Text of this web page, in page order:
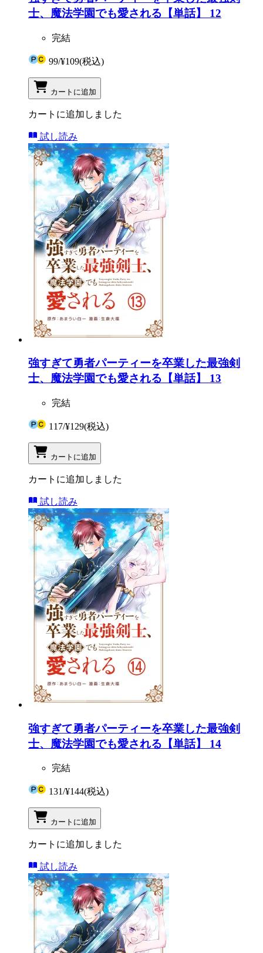
士、魔法学園でも愛される【単話】 12
完結
99/¥109(税込)
カートに追加
カートに追加しました
試し読み
強すぎて勇者パーティーを卒業した最強剣
士、魔法学園でも愛される【単話】 13
完結
117/¥129(税込)
カートに追加
カートに追加しました
試し読み
強すぎて勇者パーティーを卒業した最強剣
士、魔法学園でも愛される【単話】 14
完結
131/¥144(税込)
カートに追加
カートに追加しました
試し読み